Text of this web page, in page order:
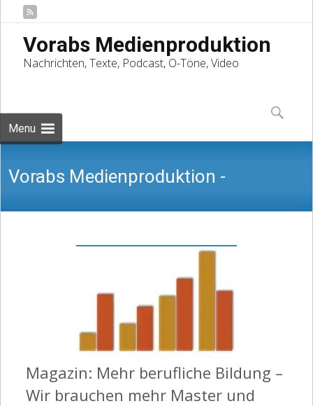
Vorabs Medienproduktion
Nachrichten, Texte, Podcast, O-Töne, Video
Menu
to
content
Suchen
nach:
Vorabs Medienproduktion -
Nachrichten, Texte, Podcast, O-Töne,
Magazin: Mehr berufliche Bildung –
Wir brauchen mehr Master und